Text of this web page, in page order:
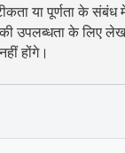
या पूर्णता के संबंध
उपलब्धता के लिए
होंगे।